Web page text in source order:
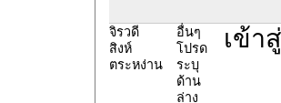
จิรวดี
สิงห์
ตระหง่าน
อื่นๆ
โปรด
ระบุ
ด้าน
ล่าง
เข้า